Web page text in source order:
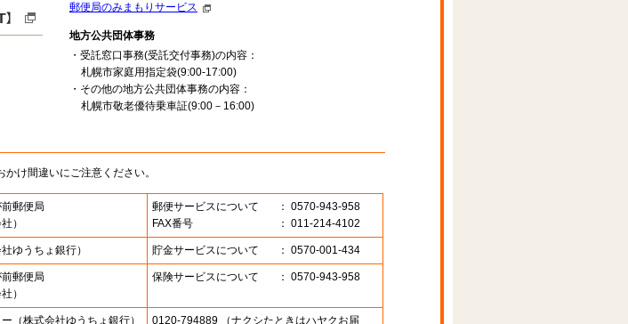
郵便局のみまもりサービス
地方公共団体事務
・受託窓口事務(受託交付事務)の内容：
札幌市家庭用指定袋(9:00-17:00)
・その他の地方公共団体事務の内容：
札幌市敬老優待乗車証(9:00－16:00)
け間違いにご注意ください。
郵便局
）
郵便サービスについて
： 0570-943-958
FAX番号
： 011-214-4102
社ゆうちょ銀行） 貯金サービスについて ： 0570-001-434
郵便局
）
保険サービスについて ： 0570-943-958
（株式会社ゆうちょ銀行） 0120-794889 （ナクシたときはハヤクお届